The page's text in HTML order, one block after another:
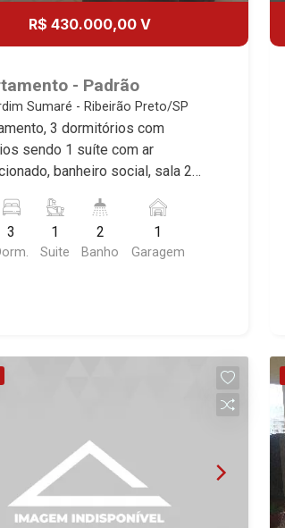
R$ 430.000,00 V
- Padrão
Sumaré - Ribeirão Preto/SP
3 dormitórios com
sendo 1 suíte com ar
banheiro social, sala 2
sacada, 1 vaga coberta,
localização próximo a
Caramuru.
3 1
Suite
2
Banho
1
Garagem